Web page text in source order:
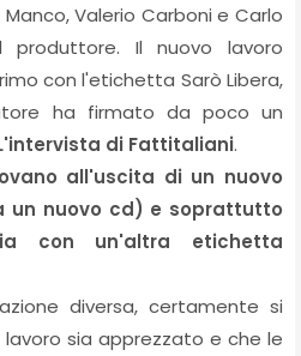
Valerio Carboni e Carlo
Il nuovo lavoro
con l'etichetta Sarò Libera,
ha firmato da poco un
di Fattitaliani.
all'uscita di un nuovo
un nuovo cd) e soprattutto
con un'altra etichetta
diversa, certamente si
sia apprezzato e che le